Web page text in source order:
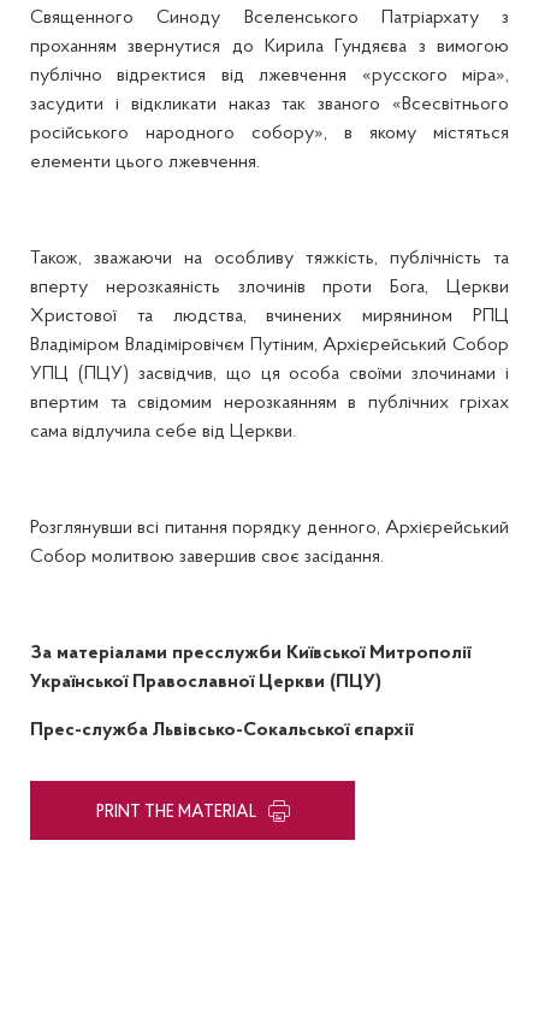
Священного Синоду Вселенського Патріархату з
проханням звернутися до Кирила Гундяєва з вимогою
публічно відректися від лжевчення «русского міра»,
засудити і відкликати наказ так званого «Всесвітнього
російського народного собору», в якому містяться
елементи цього лжевчення.
Також, зважаючи на особливу тяжкість, публічність та
вперту нерозкаяність злочинів проти Бога, Церкви
Христової та людства, вчинених мирянином РПЦ
Владіміром Владіміровічєм Путіним, Архієрейський Собор
УПЦ (ПЦУ) засвідчив, що ця особа своїми злочинами і
впертим та свідомим нерозкаянням в публічних гріхах
сама відлучила себе від Церкви.
Розглянувши всі питання порядку денного, Архієрейський
Собор молитвою завершив своє засідання.
За матеріалами пресслужби Київської Митрополії
Української Православної Церкви (ПЦУ)
Прес-служба Львівсько-Сокальської єпархії
PRINT THE MATERIAL